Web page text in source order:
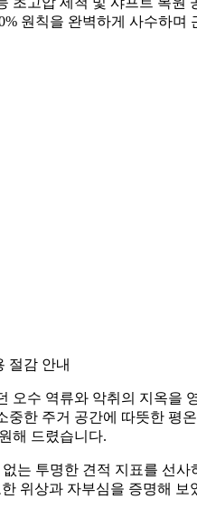
원칙을 완벽하게 사수하며
절감 안내
오수 역류와 악취의 지옥을
중한 주거 공간에 따뜻한 평
해 드렸습니다.
는 투명한 견적 지표를 선사
위상과 자부심을 증명해 보